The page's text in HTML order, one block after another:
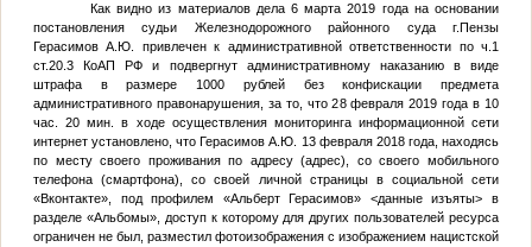
Как видно из материалов дела 6 марта 2019 года на основании
постановления судьи Железнодорожного районного суда г.Пензы
Герасимов А.Ю. привлечен к административной ответственности по ч.1
ст.20.3 КоАП РФ и подвергнут административному наказанию в виде
штрафа в размере 1000 рублей без конфискации предмета
административного правонарушения, за то, что 28 февраля 2019 года в 10
час. 20 мин. в ходе осуществления мониторинга информационной сети
интернет установлено, что Герасимов А.Ю. 13 февраля 2018 года, находясь
по месту своего проживания по адресу(адрес), со своего мобильного
телефона (смартфона), со своей личной страницы в социальной сети
«Вконтакте», под профилем «Альберт Герасимов» <данные изъяты> в
разделе «Альбомы», доступ к которому для других пользователей ресурса
ограничен не был, разместил фотоизображения с изображением нацистской